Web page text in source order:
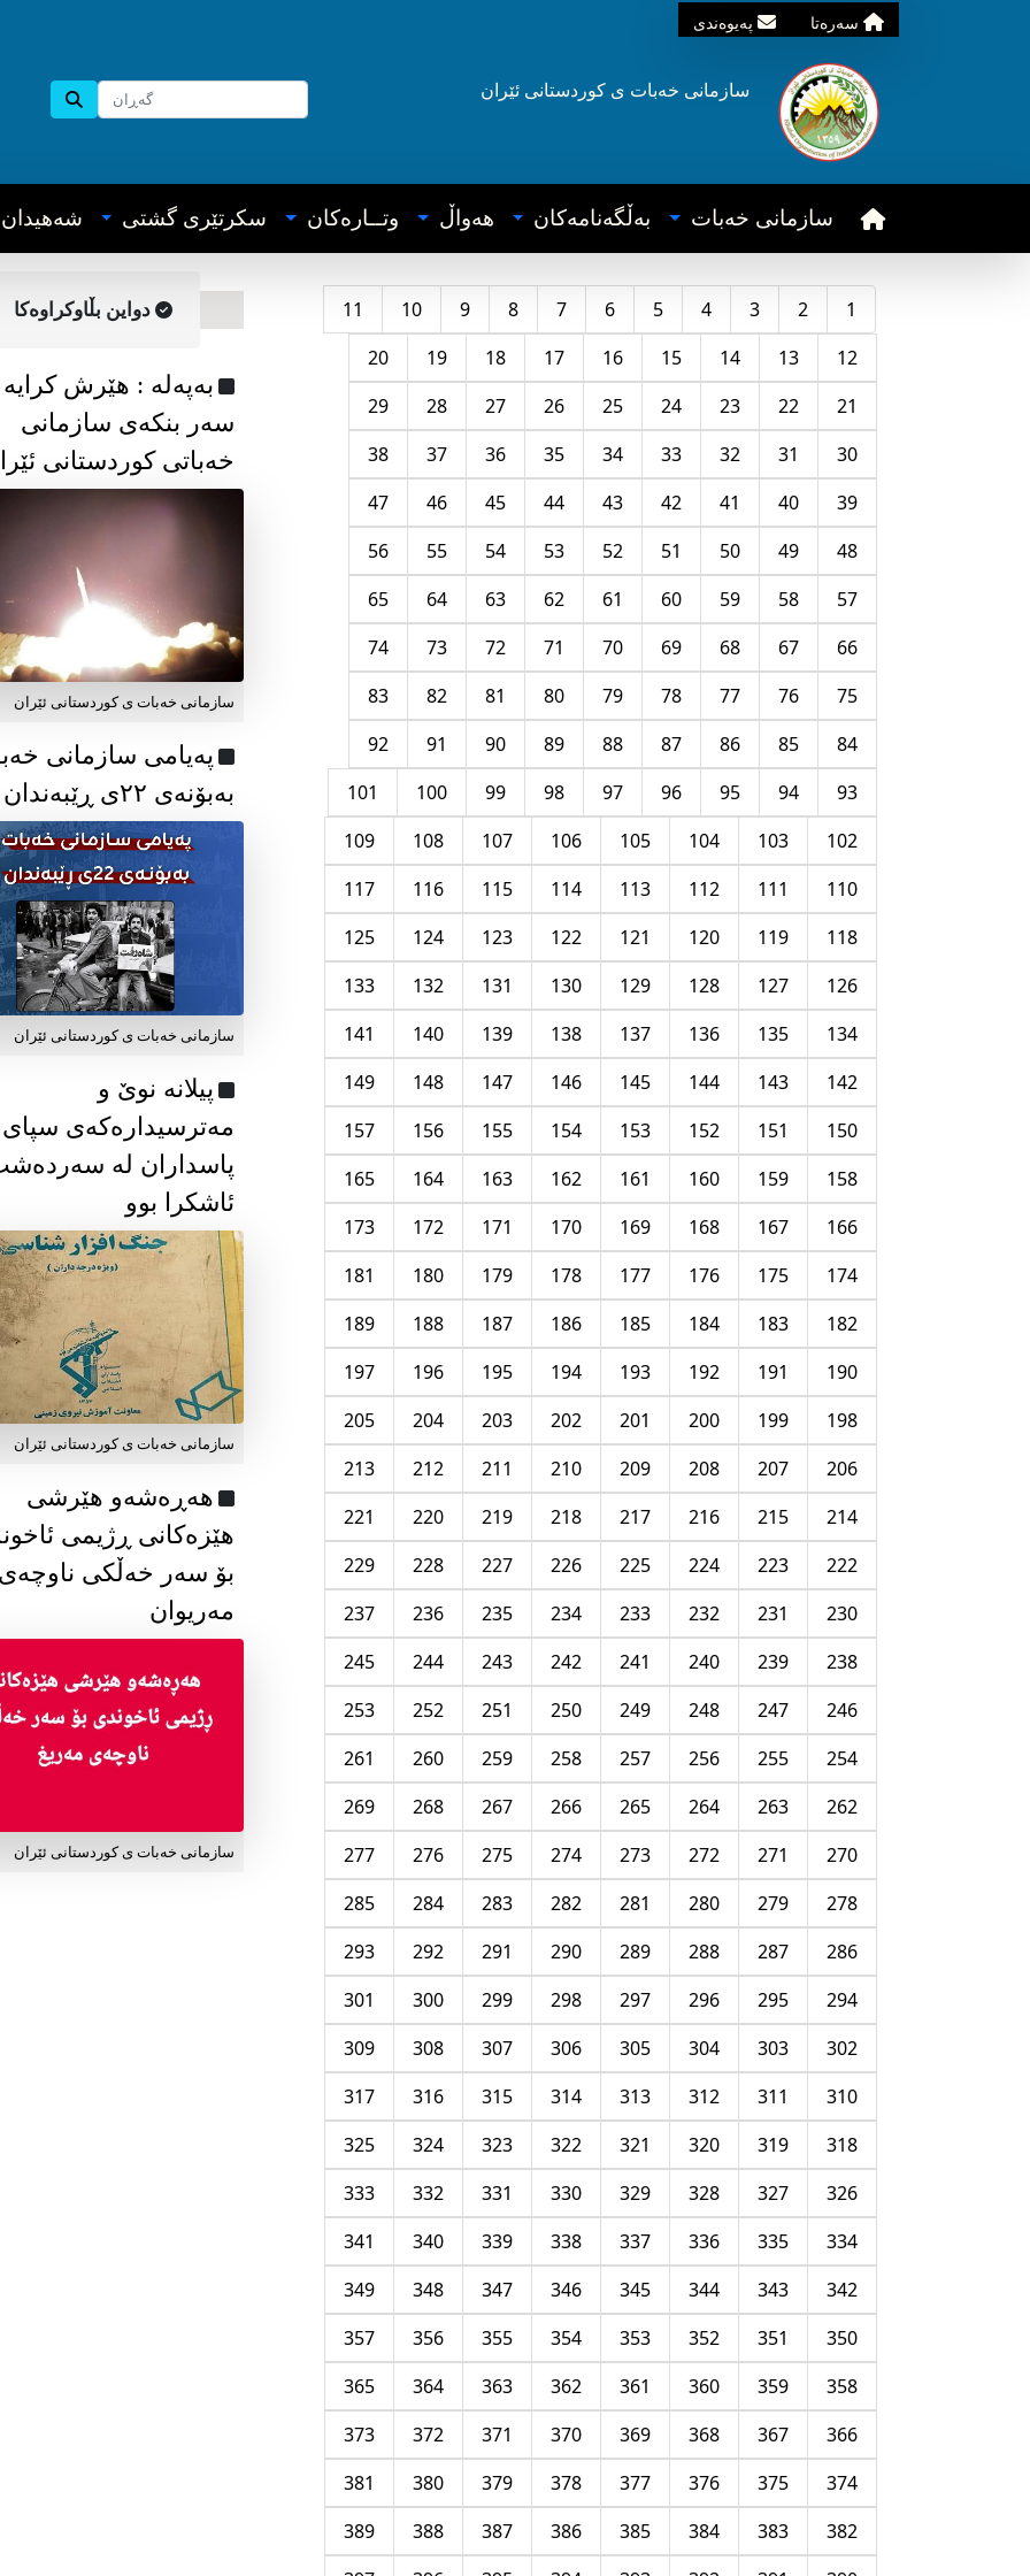
سه‌ره‌تا په‌یوه‌ندی
سازمانی خه‌بات ی کوردستانی ئێران
سازمانی خه‌بات به‌ڵگه‌نامه‌کان هه‌واڵ وتــاره‌کان سکرتێری گشتی شه‌هیدان
1
2
3
4
5
6
7
8
9
10
11
12
13
14
15
16
17
18
19
20
21
22
23
24
25
26
27
28
29
30
31
32
33
34
35
36
37
38
39
40
41
42
43
44
45
46
47
48
49
50
51
52
53
54
55
56
57
58
59
60
61
62
63
64
65
66
67
68
69
70
71
72
73
74
75
76
77
78
79
80
81
82
83
84
85
86
87
88
89
90
91
92
93
94
95
96
97
98
99
100
101
102
103
104
105
106
107
108
109
110
111
112
113
114
115
116
117
118
119
120
121
122
123
124
125
126
127
128
129
130
131
132
133
134
135
136
137
138
139
140
141
142
143
144
145
146
147
148
149
150
151
152
153
154
155
156
157
158
159
160
161
162
163
164
165
166
167
168
169
170
171
172
173
174
175
176
177
178
179
180
181
182
183
184
185
186
187
188
189
190
191
192
193
194
195
196
197
198
199
200
201
202
203
204
205
206
207
208
209
210
211
212
213
214
215
216
217
218
219
220
221
222
223
224
225
226
227
228
229
230
231
232
233
234
235
236
237
238
239
240
241
242
243
244
245
246
247
248
249
250
251
252
253
254
255
256
257
258
259
260
261
262
263
264
265
266
267
268
269
270
271
272
273
274
275
276
277
278
279
280
281
282
283
284
285
286
287
288
289
290
291
292
293
294
295
296
297
298
299
300
301
302
303
304
305
306
307
308
309
310
311
312
313
314
315
316
317
318
319
320
321
322
323
324
325
326
327
328
329
330
331
332
333
334
335
336
337
338
339
340
341
342
343
344
345
346
347
348
349
350
351
352
353
354
355
356
357
358
359
360
361
362
363
364
365
366
367
368
369
370
371
372
373
374
375
376
377
378
379
380
381
382
383
384
385
386
387
388
389
دواین بڵاوکراوه‌کا
به‌په‌له‌ : هێرش کرایە
سەر بنکەی سازمانی
خەباتی کوردستانی
سازمانی خەبات ی کوردستانی ئێران
پەیامی سازمانی
بەبۆنەی ۲۲ی ڕێبەندان
سازمانی خەبات ی كوردستانی ئێران
پیلانە نوێ و
مەترسیدارەکەی سپای
پاسداران لە
ئاشکرا بوو
سازمانی خەبات ی كوردستانی ئێران
هەڕەشەو هێرشی
هێزەکانی ڕژیمی
بۆ سەر خەڵکی
مەریوان
سازمانی خەبات ی کوردستانی ئێران